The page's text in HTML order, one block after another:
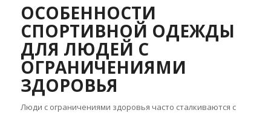
ОСОБЕННОСТИ
СПОРТИВНОЙ ОДЕЖДЫ
ДЛЯ ЛЮДЕЙ С
ОГРАНИЧЕНИЯМИ
ЗДОРОВЬЯ
Люди с ограничениями здоровья часто сталкиваются с